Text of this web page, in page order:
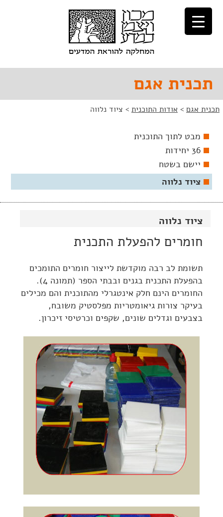
לתוכן
לניווט
תכנית אגם
תכנית אגם > אודות התוכנית > ציוד נלווה
ציוד נלווה
חומרים להפעלת התכנית
תשומת לב רבה מוקדשת לייצור חומרים התומכים
בהפעלת התכנית בגנים ובבתי הספר (תמונה 4).
החומרים הינם חלק אינטגרלי מהתוכנית והם מכילים
בעיקר צורות גיאומטריות מפלסטיק משובח,
בצבעים וגדלים שונים, שקפים וכרטיסי זיכרון.
מבט לתוך התוכנית
36 יחידות
יישם בשטח
ציוד נלווה